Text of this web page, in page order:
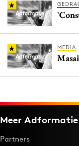
MEDIA
Meer Adformatie
Partners